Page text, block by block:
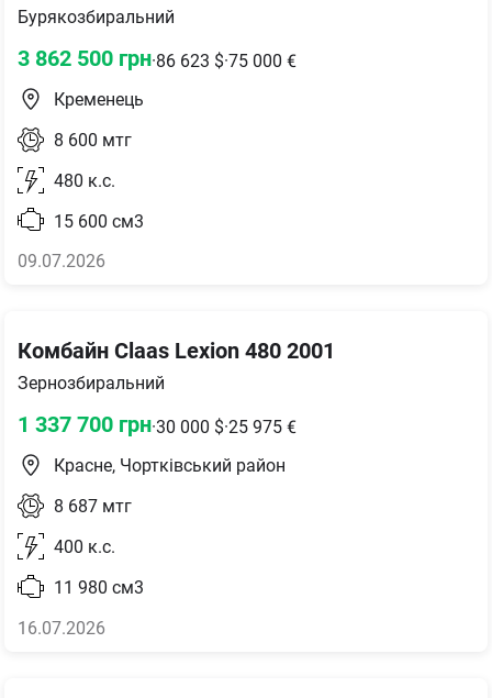
Бурякозбиральний
3 862 500 грн·86 623 $·75 000 €
Кременець
8 600 мтг
480 к.с.
15 600 см3
09.07.2026
Комбайн Claas Lexion 480 2001
Зернозбиральний
1 337 700 грн·30 000 $·25 975 €
Красне, Чортківський район
8 687 мтг
400 к.с.
11 980 см3
16.07.2026